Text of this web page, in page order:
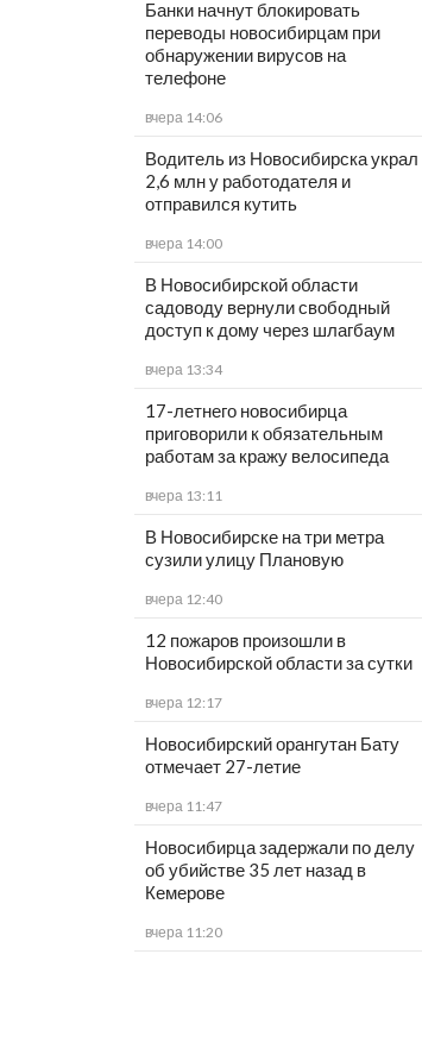
Банки начнут блокировать
переводы новосибирцам при
обнаружении вирусов на
телефоне
вчера 14:06
Водитель из Новосибирска украл
2,6 млн у работодателя и
отправился кутить
вчера 14:00
В Новосибирской области
садоводу вернули свободный
доступ к дому через шлагбаум
вчера 13:34
17-летнего новосибирца
приговорили к обязательным
работам за кражу велосипеда
вчера 13:11
В Новосибирске на три метра
сузили улицу Плановую
вчера 12:40
12 пожаров произошли в
Новосибирской области за сутки
вчера 12:17
Новосибирский орангутан Бату
отмечает 27-летие
вчера 11:47
Новосибирца задержали по делу
об убийстве 35 лет назад в
Кемерове
вчера 11:20